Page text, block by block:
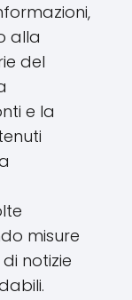
alla
del
e la
misure
notizie